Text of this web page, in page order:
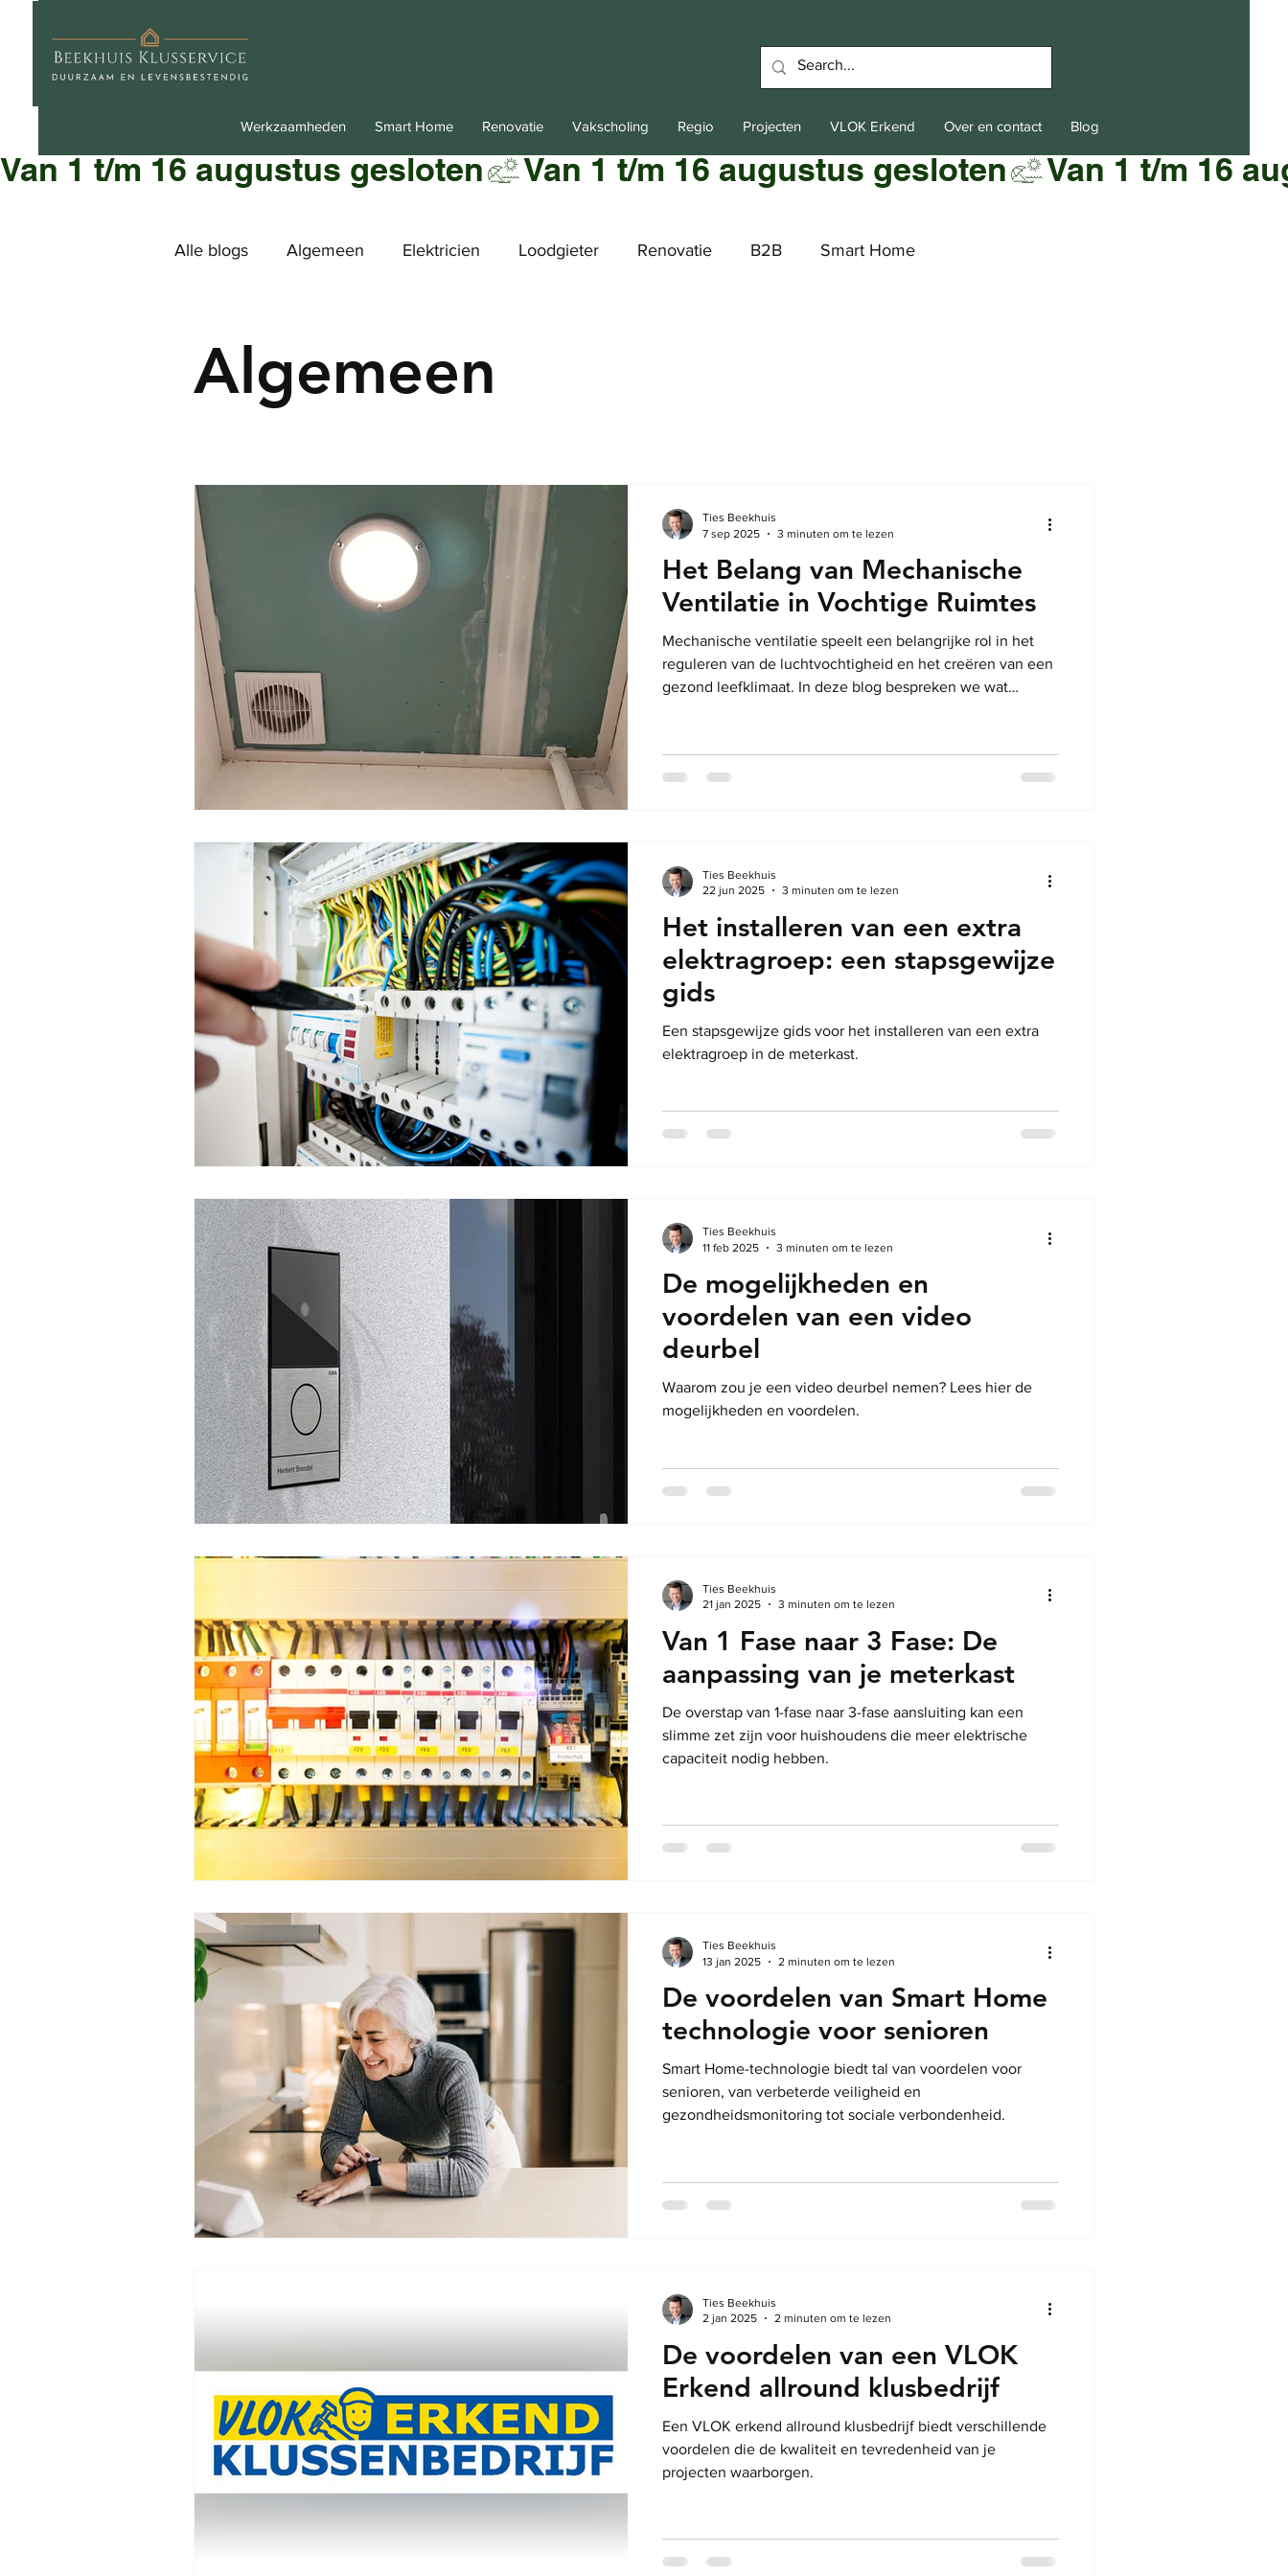
Werkzaamheden Smart Home Renovatie Vakscholing Regio Projecten VLOK Erkend Over en contact Blog
Van 1 t/m 16 augustus gesloten
Alle blogs Algemeen Elektricien Loodgieter Renovatie B2B Smart Home
Algemeen
Het Belang van Mechanische
Ventilatie in Vochtige Ruimtes
Mechanische ventilatie speelt een belangrijke rol in het
reguleren van de luchtvochtigheid en het creëren van een
gezond leefklimaat. In deze blog bespreken we wat
implementatie.
Ties Beekhuis
7 sep 2025
3 minuten om te lezen
Het installeren van een extra
elektragroep: een stapsgewijze
gids
Een stapsgewijze gids voor het installeren van een extra
elektragroep in de meterkast.
Ties Beekhuis
22 jun 2025
3 minuten om te lezen
De mogelijkheden en
voordelen van een video
deurbel
Waarom zou je een video deurbel nemen? Lees hier de
mogelijkheden en voordelen.
Ties Beekhuis
11 feb 2025
3 minuten om te lezen
Van 1 Fase naar 3 Fase: De
aanpassing van je meterkast
De overstap van 1-fase naar 3-fase aansluiting kan een
slimme zet zijn voor huishoudens die meer elektrische
capaciteit nodig hebben.
Ties Beekhuis
21 jan 2025
3 minuten om te lezen
De voordelen van Smart Home
technologie voor senioren
Smart Home-technologie biedt tal van voordelen voor
senioren, van verbeterde veiligheid en
gezondheidsmonitoring tot sociale verbondenheid.
Ties Beekhuis
13 jan 2025
2 minuten om te lezen
De voordelen van een VLOK
Erkend allround klusbedrijf
Een VLOK erkend allround klusbedrijf biedt verschillende
voordelen die de kwaliteit en tevredenheid van je
projecten waarborgen.
Ties Beekhuis
2 jan 2025
2 minuten om te lezen